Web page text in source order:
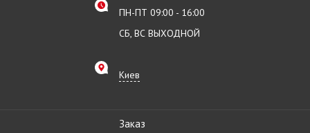
ПН-ПТ 09:00 - 16:00
СБ, ВС ВЫХОДНОЙ
Киев
Заказ